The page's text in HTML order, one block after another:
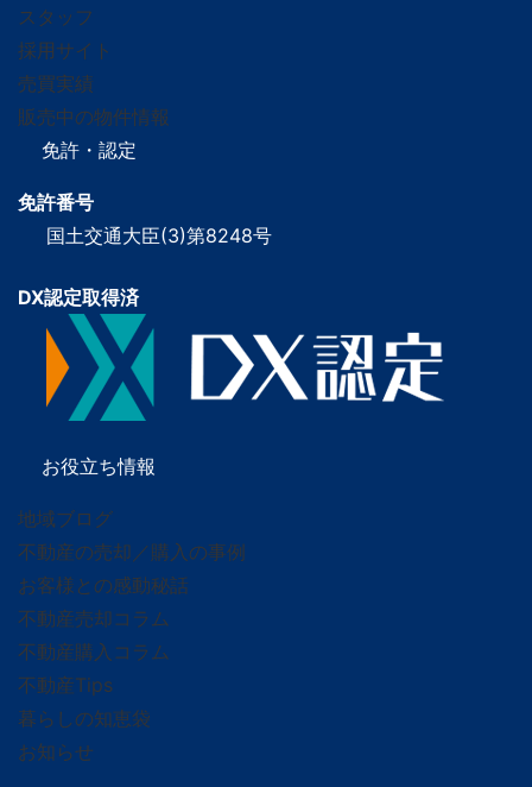
スタッフ
採用サイト
売買実績
販売中の物件情報
免許・認定
免許番号
国土交通大臣(3)第8248号
DX認定取得済
お役立ち情報
地域ブログ
不動産の売却／購入の事例
お客様との感動秘話
不動産売却コラム
不動産購入コラム
不動産Tips
暮らしの知恵袋
お知らせ